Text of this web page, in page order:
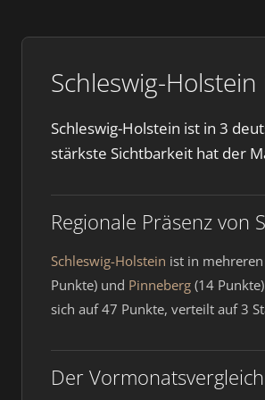
Schleswig-
Schleswig-Holstein ist in 3
stärkste Sichtbarkeit hat der
Regionale Präsenz von
Schleswig-Holstein ist in
Punkte) und Pinneberg (14
sich auf 47 Punkte, verteilt auf 3
Der Vormonatsvergleich